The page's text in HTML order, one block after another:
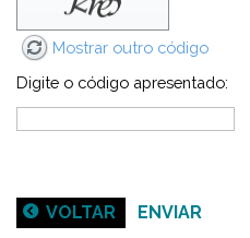
Mostrar outro código
Digite o código apresentado:
VOLTAR ENVIAR